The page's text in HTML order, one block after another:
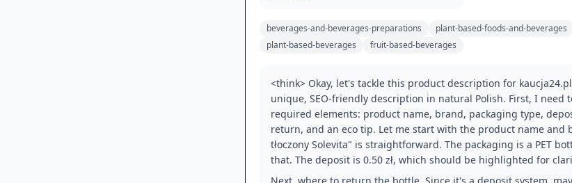
beverages-and-beverages-preparations plant-based-foods-and-beverages
plant-based-beverages
fruit-based-beverages
<think> Okay, let's tackle this product description for
unique, SEO-friendly description in natural Polish. First, I need
required elements: product name, brand, packaging type,
return, and an eco tip. Let me start with the product name and
tłoczony Solevita" is straightforward. The packaging is a PET
that. The deposit is 0.50 zł, which should be highlighted for